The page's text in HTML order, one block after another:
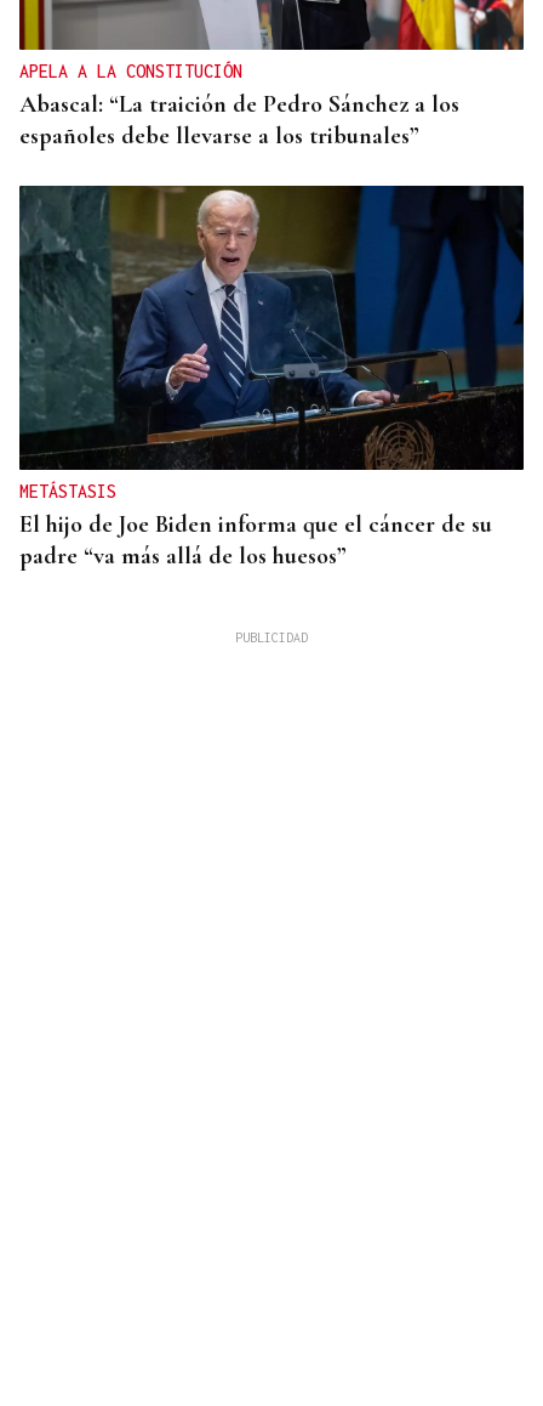
APELA A LA CONSTITUCIÓN
Abascal: “La traición de Pedro Sánchez a los
españoles debe llevarse a los tribunales”
METÁSTASIS
El hijo de Joe Biden informa que el cáncer de su
padre “va más allá de los huesos”